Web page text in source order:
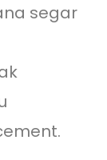
segar